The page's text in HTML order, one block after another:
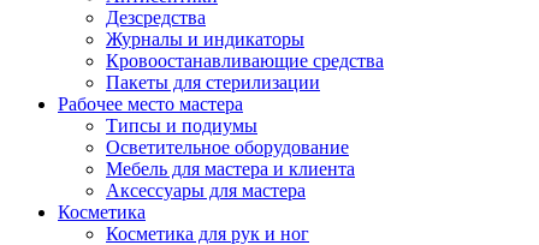
Дезсредства
Журналы и индикаторы
Кровоостанавливающие средства
Пакеты для стерилизации
Рабочее место мастера
Типсы и подиумы
Осветительное оборудование
Мебель для мастера и клиента
Аксессуары для мастера
Косметика
Косметика для рук и ног